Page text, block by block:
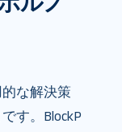
な解決策
す。BlockP